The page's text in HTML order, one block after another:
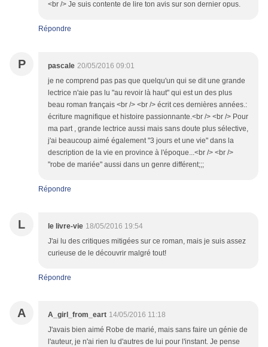
<br /> Je suis contente de lire ton avis sur son dernier opus.
Répondre
P pascale 20/05/2016 09:01
je ne comprend pas pas que quelqu'un qui se dit une grande
lectrice n'aie pas lu "au revoir là haut" qui est un des plus
beau roman français <br /> <br /> écrit ces dernières années.:
écriture magnifique et histoire passionnante.<br /> <br /> Pour
ma part , grande lectrice aussi mais sans doute plus sélective,
j'ai beaucoup aimé également "3 jours et une vie" dans la
description de la vie en province à l'époque...<br /> <br />
"robe de mariée" aussi dans un genre différent;;;
Répondre
L le livre-vie 18/05/2016 19:54
J'ai lu des critiques mitigées sur ce roman, mais je suis assez
curieuse de le découvrir malgré tout!
Répondre
A A_girl_from_eart 14/05/2016 11:18
J'avais bien aimé Robe de marié, mais sans faire un génie de
l'auteur, je n'ai rien lu d'autres de lui pour l'instant. Je pense